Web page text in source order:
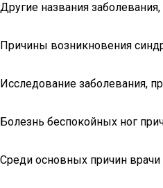
Другие названия
Причины возникновения
Исследование заболевания,
Болезнь беспокойных ног
Среди основных причин